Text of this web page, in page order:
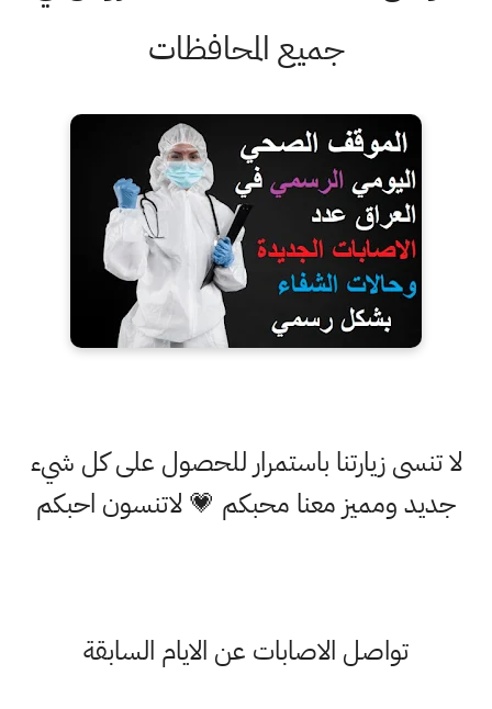
جميع المحافظات
لا تنسى زيارتنا باستمرار للحصول على كل شيء
جديد ومميز معنا محبكم 💗 لاتنسون احبكم
تواصل الاصابات عن الايام السابقة